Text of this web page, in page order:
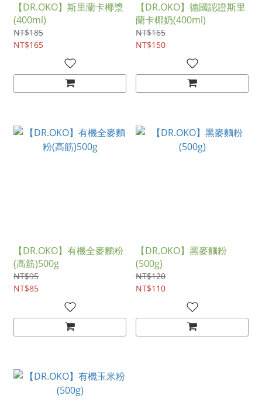
【DR.OKO】斯里蘭卡椰漿
(400ml)
NT$185
NT$165
【DR.OKO】德國認證斯里
蘭卡椰奶(400ml)
NT$165
NT$150
【DR.OKO】有機全麥麵粉
(高筋)500g
NT$95
NT$85
【DR.OKO】黑麥麵粉
(500g)
NT$120
NT$110